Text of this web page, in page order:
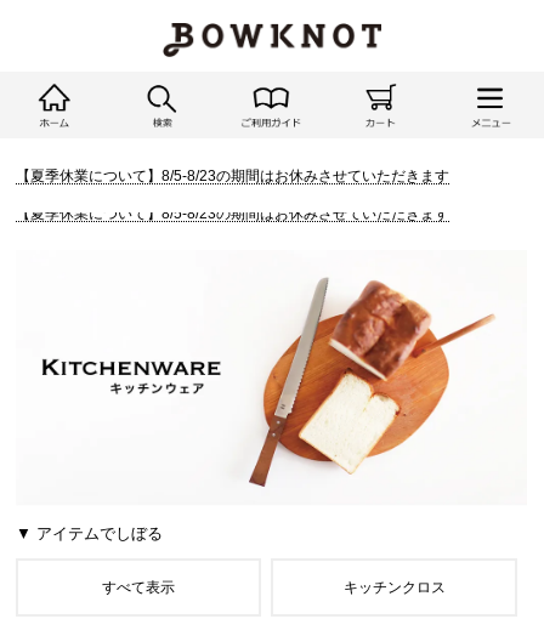
【夏季休業について】8/5-8/23の期間はお休みさせていただきます